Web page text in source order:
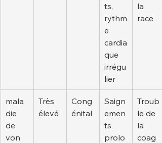
ts,
rythm
e
cardia
que
irrégu
lier
la
race
mala
die
de
von
Très
élevé
Cong
énital
Saign
emen
ts
prolo
Troub
le de
la
coag